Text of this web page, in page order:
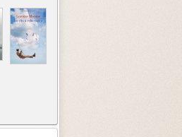
Quando ormai era
tardi